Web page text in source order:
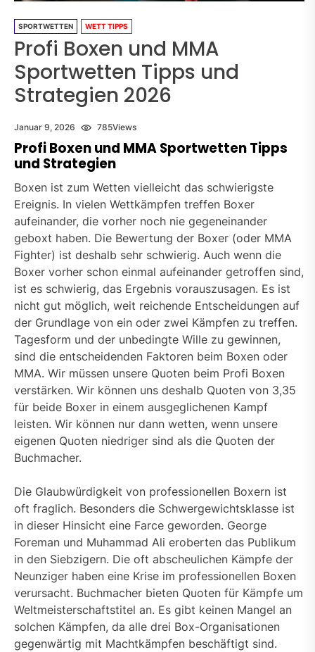
SPORTWETTEN WETT TIPPS
Profi Boxen und MMA
Sportwetten Tipps und
Strategien 2026
Januar 9, 2026 785Views
Profi Boxen und MMA Sportwetten Tipps
und Strategien
Boxen ist zum Wetten vielleicht das schwierigste
Ereignis. In vielen Wettkämpfen treffen Boxer
aufeinander, die vorher noch nie gegeneinander
geboxt haben. Die Bewertung der Boxer (oder MMA
Fighter) ist deshalb sehr schwierig. Auch wenn die
Boxer vorher schon einmal aufeinander getroffen sind,
ist es schwierig, das Ergebnis vorauszusagen. Es ist
nicht gut möglich, weit reichende Entscheidungen auf
der Grundlage von ein oder zwei Kämpfen zu treffen.
Tagesform und der unbedingte Wille zu gewinnen,
sind die entscheidenden Faktoren beim Boxen oder
MMA. Wir müssen unsere Quoten beim Profi Boxen
verstärken. Wir können uns deshalb Quoten von 3,35
für beide Boxer in einem ausgeglichenen Kampf
leisten. Wir können nur dann wetten, wenn unsere
eigenen Quoten niedriger sind als die Quoten der
Buchmacher.
Die Glaubwürdigkeit von professionellen Boxern ist
oft fraglich. Besonders die Schwergewichtsklasse ist
in dieser Hinsicht eine Farce geworden. George
Foreman und Muhammad Ali eroberten das Publikum
in den Siebzigern. Die oft abscheulichen Kämpfe der
Neunziger haben eine Krise im professionellen Boxen
verursacht. Buchmacher bieten Quoten für Kämpfe um
Weltmeisterschaftstitel an. Es gibt keinen Mangel an
solchen Kämpfen, da alle drei Box-Organisationen
gegenwärtig mit Machtkämpfen beschäftigt sind.